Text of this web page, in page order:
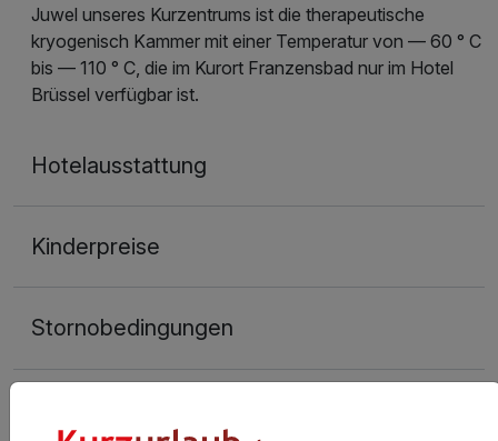
Juwel unseres Kurzentrums ist die therapeutische
kryogenisch Kammer mit einer Temperatur von — 60 ° C
bis — 110 ° C, die im Kurort Franzensbad nur im Hotel
Brüssel verfügbar ist.
Hotelausstattung
Kinderpreise
Stornobedingungen